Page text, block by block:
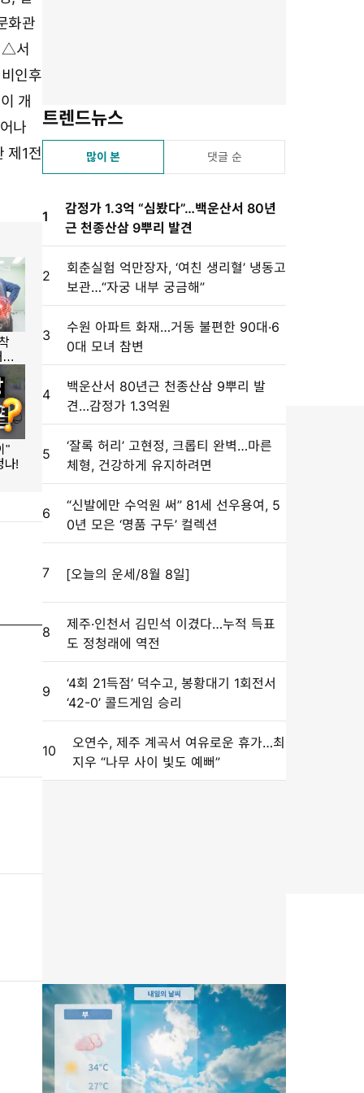
기
화관
△서
인후
개
나
제1전
트렌드뉴스
많이 본 댓글 순
1
감정가 1.3억 “심봤다”…백운산서 80년
근 천종산삼 9뿌리 발견
2
회춘실험 억만장자, ‘여친 생리혈’ 냉동고
보관…“자궁 내부 궁금해”
3
수원 아파트 화재…거동 불편한 90대·6
0대 모녀 참변
4
백운산서 80년근 천종산삼 9뿌리 발
견…감정가 1.3억원
5
‘잘록 허리’ 고현정, 크롭티 완벽…마른
체형, 건강하게 유지하려면
6
“신발에만 수억원 써” 81세 선우용여, 5
0년 모은 ‘명품 구두’ 컬렉션
7 [오늘의 운세/8월 8일]
8
제주·인천서 김민석 이겼다…누적 득표
도 정청래에 역전
9
‘4회 21득점’ 덕수고, 봉황대기 1회전서
‘42-0’ 콜드게임 승리
10
오연수, 제주 계곡서 여유로운 휴가…최
지우 “나무 사이 빛도 예뻐”